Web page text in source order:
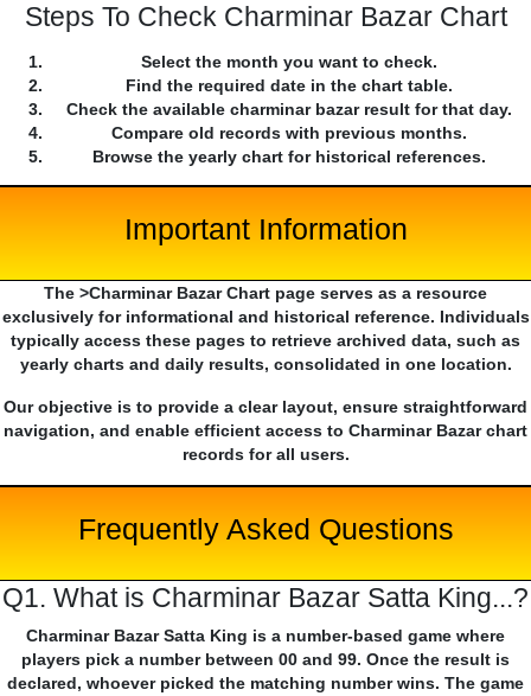
Steps To Check Charminar Bazar Chart
Select the month you want to check.
Find the required date in the chart table.
Check the available charminar bazar result for that day.
Compare old records with previous months.
Browse the yearly chart for historical references.
Important Information
The >Charminar Bazar Chart page serves as a resource
exclusively for informational and historical reference. Individuals
typically access these pages to retrieve archived data, such as
yearly charts and daily results, consolidated in one location.
Our objective is to provide a clear layout, ensure straightforward
navigation, and enable efficient access to Charminar Bazar chart
records for all users.
Frequently Asked Questions
Q1. What is Charminar Bazar Satta King...?
Charminar Bazar Satta King is a number-based game where
players pick a number between 00 and 99. Once the result is
declared, whoever picked the matching number wins. The game